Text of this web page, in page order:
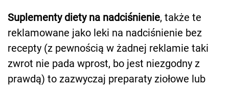
Suplementy diety na nadciśnienie, także te
reklamowane jako leki na nadciśnienie bez
recepty (z pewnością w żadnej reklamie taki
zwrot nie pada wprost, bo jest niezgodny z
prawdą) to zazwyczaj preparaty ziołowe lub